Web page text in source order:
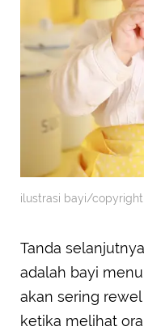
ilustrasi bayi/copyright
Tanda
adalah bayi
akan sering
ketika melihat